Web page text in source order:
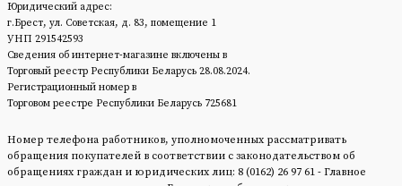
Юридический адрес:
г.Брест, ул. Советская, д. 83, помещение 1
УНП 291542593
Сведения об интернет-магазине включены в
Торговый реестр Республики Беларусь 28.08.2024.
Регистрационный номер в
Торговом реестре Республики Беларусь 725681
Номер телефона работников, уполномоченных рассматривать
обращения покупателей в соответствии с законодательством об
обращениях граждан и юридических лиц: 8 (0162) 26 97 61 - Главное